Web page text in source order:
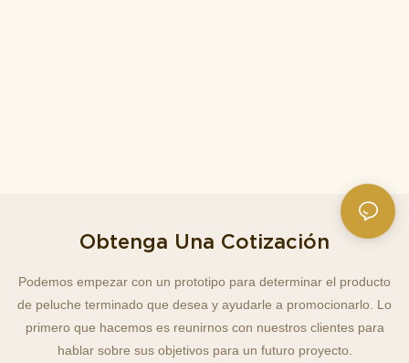
Obtenga Una Cotización
Podemos empezar con un prototipo para determinar el producto
de peluche terminado que desea y ayudarle a promocionarlo. Lo
primero que hacemos es reunirnos con nuestros clientes para
hablar sobre sus objetivos para un futuro proyecto.